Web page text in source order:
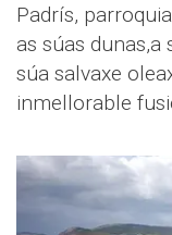
Padrís,
as súas dunas,a
súa salvaxe
inmellorable